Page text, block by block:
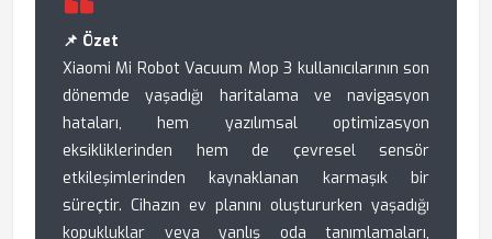
📌 Özet
Xiaomi Mi Robot Vacuum Mop 3 kullanıcılarının son
dönemde yaşadığı haritalama ve navigasyon
hataları, hem yazılımsal optimizasyon
eksikliklerinden hem de çevresel sensör
etkileşimlerinden kaynaklanan karmaşık bir
süreçtir. Cihazın ev planını oluştururken yaşadığı
kopukluklar veya yanlış oda tanımlamaları,